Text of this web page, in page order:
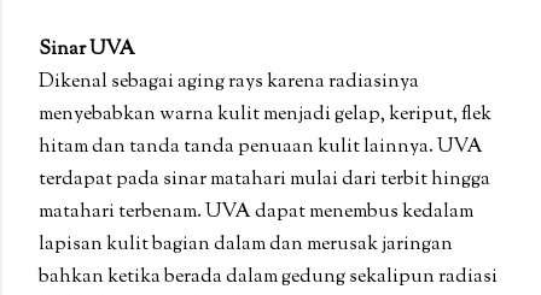
Sinar UVA
Dikenal sebagai aging rays karena radiasinya
menyebabkan warna kulit menjadi gelap, keriput, flek
hitam dan tanda tanda penuaan kulit lainnya. UVA
terdapat pada sinar matahari mulai dari terbit hingga
matahari terbenam. UVA dapat menembus kedalam
lapisan kulit bagian dalam dan merusak jaringan
bahkan ketika berada dalam gedung sekalipun radiasi